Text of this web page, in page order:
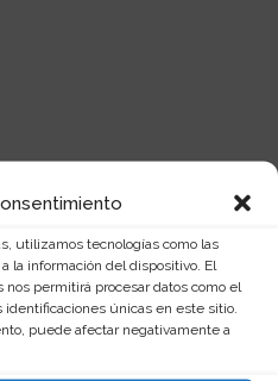
utilizamos tecnologías como las
la información del dispositivo. El
permitirá procesar datos como el
únicas en este sitio.
puede afectar negativamente a